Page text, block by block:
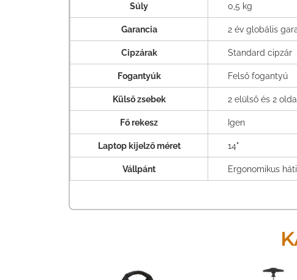
Súly 0,5 kg
Garancia 2 év globális
Cipzárak Standard cipzár
Fogantyúk Felső fogantyú
Külső zsebek 2 elülső és 2
Fő rekesz Igen
Laptop kijelző méret 14"
Vállpánt Ergonomikus